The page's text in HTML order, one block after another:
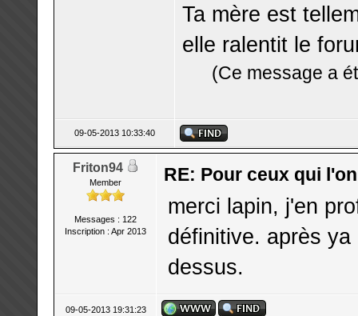
Ta mère est
elle ralentit le
(Ce message a
09-05-2013 10:33:40
Friton94
Member
Messages : 122
Inscription : Apr 2013
RE: Pour ceux qui
merci lapin, j'en
définitive. après
dessus.
09-05-2013 19:31:23